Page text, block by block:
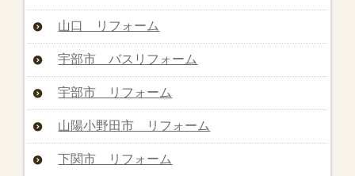
山口 リフォーム
宇部市 バスリフォーム
宇部市 リフォーム
山陽小野田市 リフォーム
下関市 リフォーム